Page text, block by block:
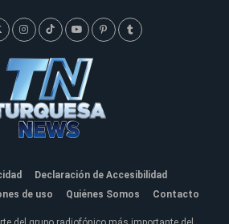
Declaración de Accesibilidad
de uso
Quiénes Somos Contacto